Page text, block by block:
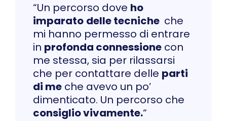
“Un percorso dove ho
imparato delle tecniche che
mi hanno permesso di entrare
in profonda connessione con
me stessa, sia per rilassarsi
che per contattare delle parti
di me che avevo un po’
dimenticato. Un percorso che
consiglio vivamente.“